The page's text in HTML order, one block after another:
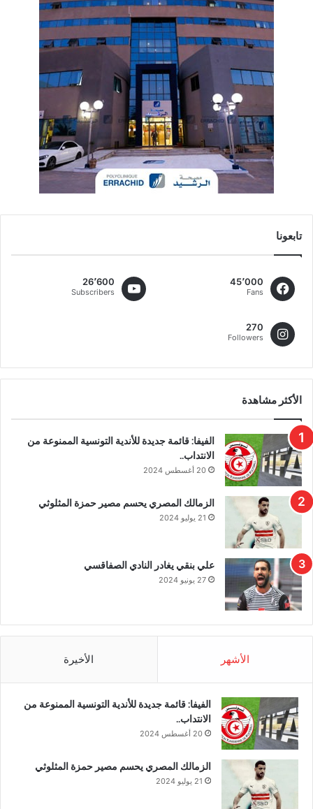
تابعونا
45٬000
Fans
26٬600
Subscribers
270
Followers
الأكثر مشاهدة
الفيفا: قائمة جديدة للأندية التونسية الممنوعة من
الانتداب..
20 أغسطس 2024
الزمالك المصري يحسم مصير حمزة المثلوثي
21 يوليو 2024
علي بنقي يغادر النادي الصفاقسي
27 يونيو 2024
الأشهر الأخيرة
الفيفا: قائمة جديدة للأندية التونسية الممنوعة من
الانتداب..
20 أغسطس 2024
الزمالك المصري يحسم مصير حمزة المثلوثي
21 يوليو 2024